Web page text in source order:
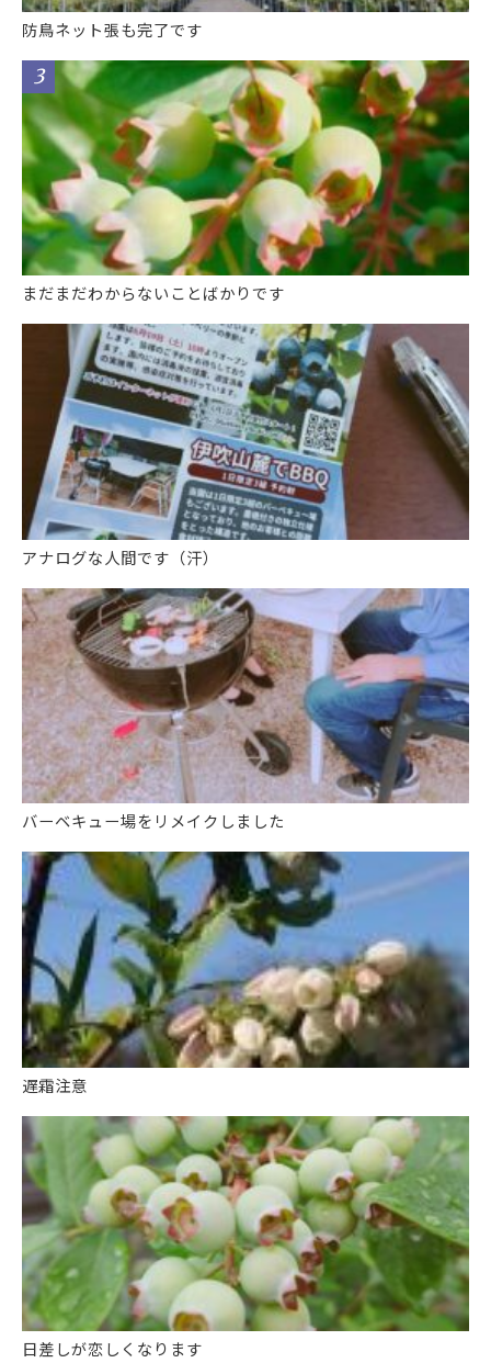
防鳥ネット張も完了です
まだまだわからないことばかりです
アナログな人間です（汗）
バーベキュー場をリメイクしました
遅霜注意
日差しが恋しくなります